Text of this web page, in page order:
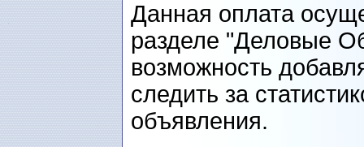
Данная оплата
разделе "Деловые
возможность
следить за
объявления.